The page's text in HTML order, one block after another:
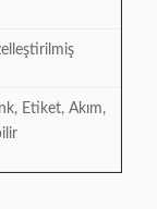
Etiket, Akım,